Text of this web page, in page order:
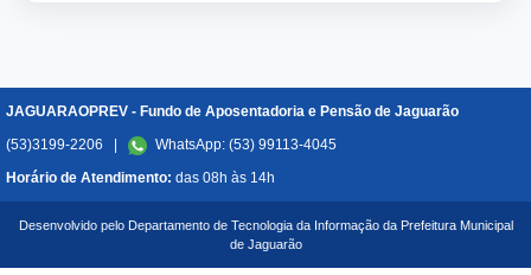
JAGUARAOPREV - Fundo de Aposentadoria e Pensão de Jaguarão
(53)3199-2206 |
WhatsApp: (53) 99113-4045
Horário de Atendimento: das 08h às 14h
Desenvolvido pelo Departamento de Tecnologia da Informação da Prefeitura Municipal
de Jaguarão